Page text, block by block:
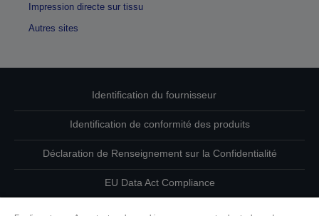
Impression directe sur tissu
Autres sites
Identification du fournisseur
Identification de conformité des produits
Déclaration de Renseignement sur la Confidentialité
EU Data Act Compliance